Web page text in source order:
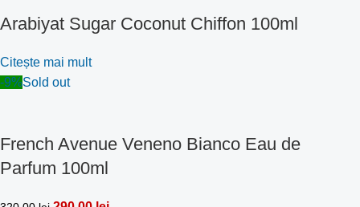
Arabiyat Sugar Coconut Chiffon 100ml
Citește mai mult
-9%Sold out
French Avenue Veneno Bianco Eau de
Parfum 100ml